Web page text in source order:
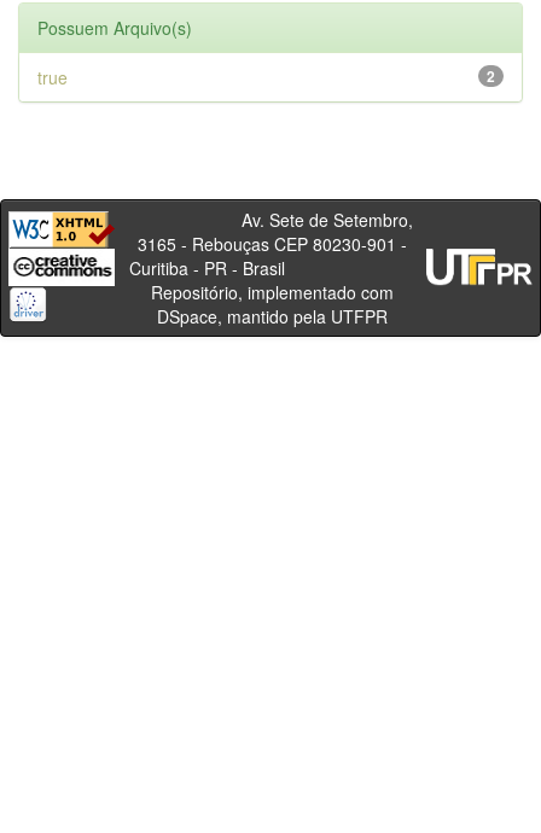
Possuem Arquivo(s)
2
true
Av. Sete de Setembro,
3165 - Rebouças CEP 80230-901 -
Curitiba - PR - Brasil
Repositório, implementado com
DSpace, mantido pela UTFPR